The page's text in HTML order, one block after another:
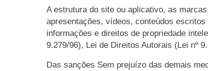
A estrutura do site ou aplicativo, as
apresentações, vídeos, conteúdos
informações e direitos de propriedade
9.279/96), Lei de Direitos Autorais (Lei nº
Das sanções Sem prejuízo das demais